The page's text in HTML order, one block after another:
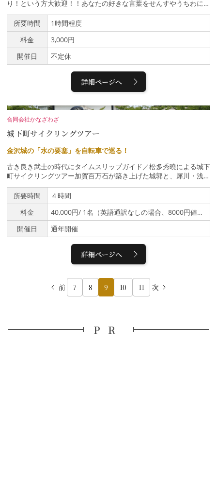
間を短縮するためにSサイズ(3008×2000px)で送付させていただき
ます。ご了承ください。■体験時間￣￣￣￣￣￣￣￣￣￣撮影時
間 50分（全6ブース）目安時間 60～70分■体験料金￣￣￣￣￣
￣￣￣￣￣おひとり様…4,400円
り！という方大歓迎！！あなたの好きな言葉をせんすやうちわに書
きましょう。もちろん、本番前には何度でも練習可能。書くポイン
トをアドバイスいたしますので、皆さん大満足の仕上がりです。で
きた作品はすぐにお持ち帰りいただけます。※体験料の10％を能登
応援として能登の子どもたちへ寄付しています。
所要時間
1時間程度
料金
3,000円
開催日
不定休
詳細ページへ
城下町サイクリングツアー
合同会社かなざわざ
金沢城の「水の要塞」を自転車で巡る！
古き良き武士の時代にタイムスリップガイド／松多秀曉による城下
町サイクリングツアー加賀百万石が築き上げた城郭と、犀川・浅野
で巡るツアーです。サイクリングしながら、城下町金沢がどう水を
利用して栄えたのか、武士たちの暮らしや知られざる逸話を交え、
金沢の街並みに秘められた壮大な歴史物語を紐解きます。【 体験
内容 】■コンパクトコース 金沢城周辺に焦点を当てたコース
（走行距離約15km ）金沢駅／長町武家屋敷／金澤町家／金沢21世
紀美術館／尾山神社／鼠多門玉泉院丸庭園／ひがし茶屋街■ワイド
コース 城下町全体を巡る広範囲コース（走行距離約18km ）金沢
駅／長町武家屋敷／金澤町屋／金沢21世紀美術館／金澤神社／福
光屋百年水天徳院／宝泉寺／ひがし茶屋街【 参加条件 】・自転
車に乗れる方・体力に自信のある方・身長140cm以上の方サイク
リングに適した服装と靴、タオル持参でお越しください。【 保
険 】各自加入をお願いします。
所要時間
４時間
料金
40,000円/ 1名（英語通訳なしの場合、8000円値引き）2名以上、1人追加ごとに 13,000円
開催日
通年開催
詳細ページへ
前 7 8 9 10 11 次
PR